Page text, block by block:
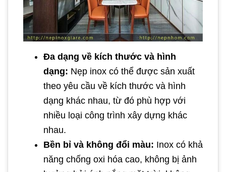
Đa dạng về kích thước và hình
dạng: Nẹp inox có thể được sản xuất
theo yêu cầu về kích thước và hình
dạng khác nhau, từ đó phù hợp với
nhiều loại công trình xây dựng khác
nhau.
Bền bỉ và không đổi màu: Inox có khả
năng chống oxi hóa cao, không bị ảnh